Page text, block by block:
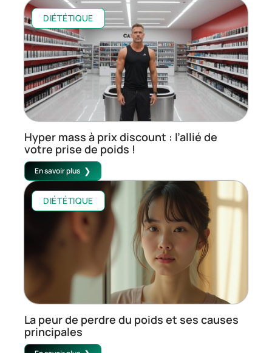
DIÉTÉTIQUE
Hyper mass à prix discount : l’allié de
votre prise de poids !
En savoir plus
DIÉTÉTIQUE
La peur de perdre du poids et ses causes
principales